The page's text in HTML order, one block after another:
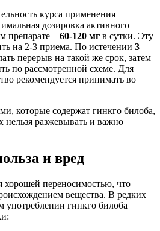
курса применения
дозировка активного
препарате – 60-120 мг в сутки. Эту
на 2-3 приема. По истечении 3
перерыв на такой же срок, затем
по рассмотренной схеме. Для
рекомендуется принимать во
которые содержат гинкго билоба,
нельзя разжевывать и важно
и вред
хорошей переносимостью, что
вещества. В редких
употреблении гинкго билоба